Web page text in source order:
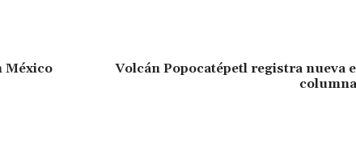
Li ar
México
Volcán Popocatépetl registra nueva